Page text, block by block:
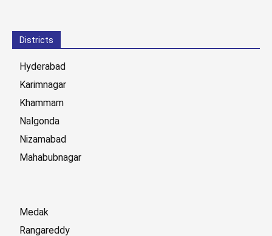
Districts
Hyderabad
Karimnagar
Khammam
Nalgonda
Nizamabad
Mahabubnagar
Medak
Rangareddy